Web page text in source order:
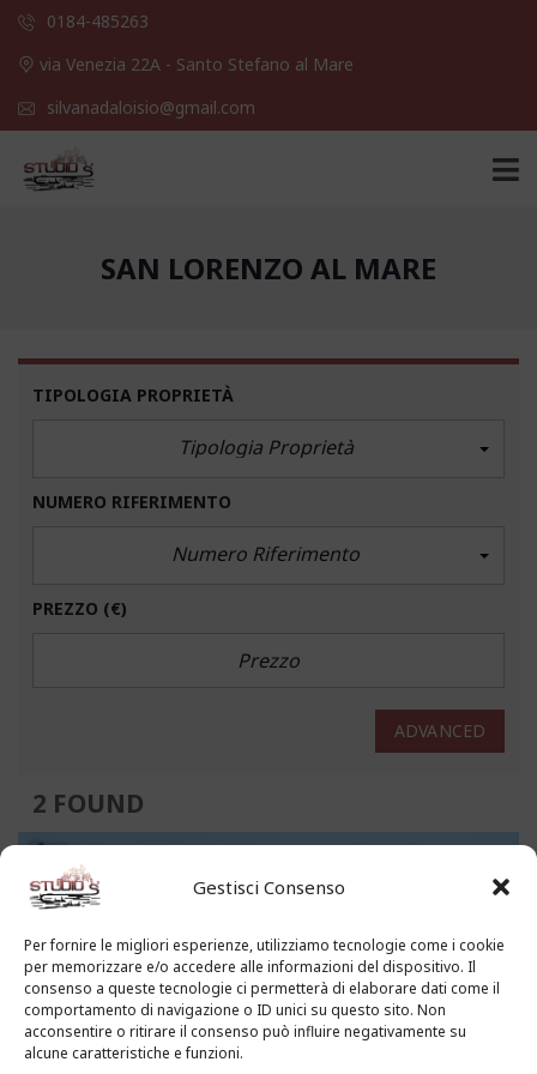
Gestisci Consenso
Per fornire le migliori esperienze, utilizziamo tecnologie come i cookie
per memorizzare e/o accedere alle informazioni del dispositivo. Il
consenso a queste tecnologie ci permetterà di elaborare dati come il
comportamento di navigazione o ID unici su questo sito. Non
acconsentire o ritirare il consenso può influire negativamente su
alcune caratteristiche e funzioni.
0184-485263
via Venezia 22A - Santo Stefano al Mare
silvanadaloisio@gmail.com
SAN LORENZO AL MARE
TIPOLOGIA PROPRIETÀ
Tipologia Proprietà
NUMERO RIFERIMENTO
Numero Riferimento
PREZZO (€)
ADVANCED
2 FOUND